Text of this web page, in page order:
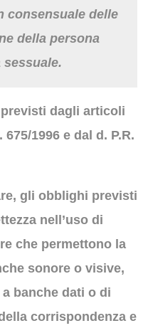
consensuale delle
della persona
dagli articoli
1996 e dal d. P.R.
gli obblighi previsti
nell’uso di
che permettono la
sonore o visive,
banche dati o di
corrispondenza e